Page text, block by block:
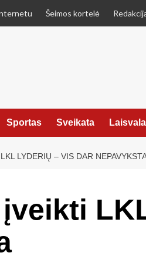
Šeimos kortelė
Sportas Sveikata
LKL LYDERIŲ – VIS DAR
įveikti